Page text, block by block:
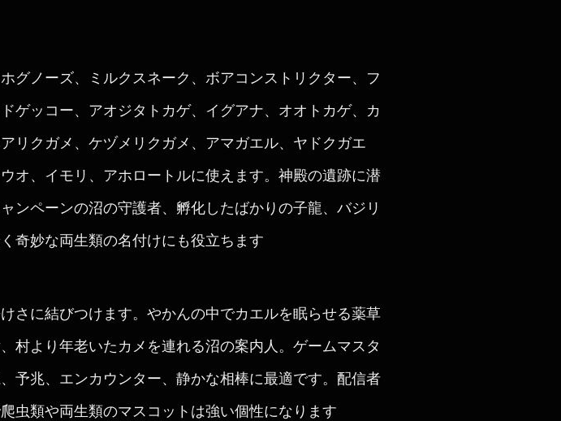
グノーズ、ミルクスネーク、ボアコンストリクター、フ
ゲッコー、アオジタトカゲ、イグアナ、オオトカゲ、カ
リクガメ、ケヅメリクガメ、アマガエル、ヤドクガエ
オ、イモリ、アホロートルに使えます。神殿の遺跡に潜
ンペーンの沼の守護者、孵化したばかりの子龍、バジリ
奇妙な両生類の名付けにも役立ちます
さに結びつけます。やかんの中でカエルを眠らせる薬草
村より年老いたカメを連れる沼の案内人。ゲームマスタ
予兆、エンカウンター、静かな相棒に最適です。配信者
虫類や両生類のマスコットは強い個性になります